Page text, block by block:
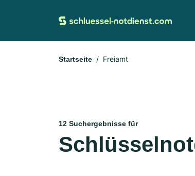
Startseite Freiamt
12 Suchergebnisse für